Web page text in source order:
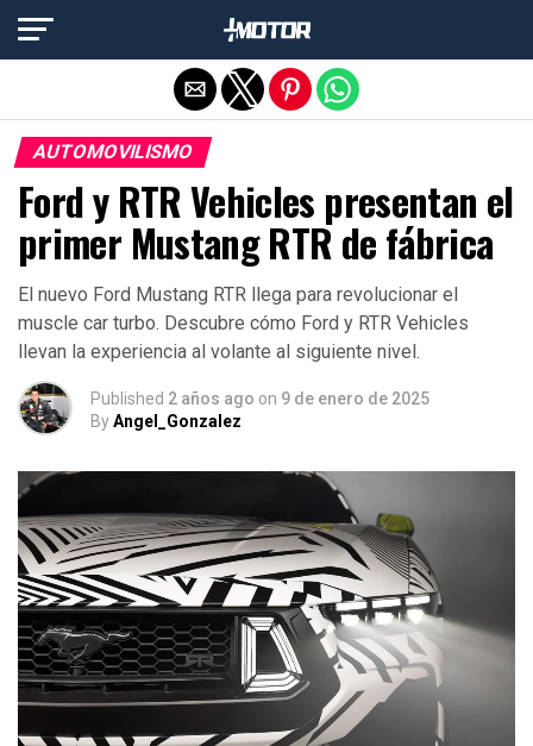
AUTOMOVILISMO
Ford y RTR Vehicles presentan el
primer Mustang RTR de fábrica
El nuevo Ford Mustang RTR llega para revolucionar el
muscle car turbo. Descubre cómo Ford y RTR Vehicles
llevan la experiencia al volante al siguiente nivel.
Published 2 años ago on 9 de enero de 2025
ByAngel_Gonzalez
Salir de la versión móvil